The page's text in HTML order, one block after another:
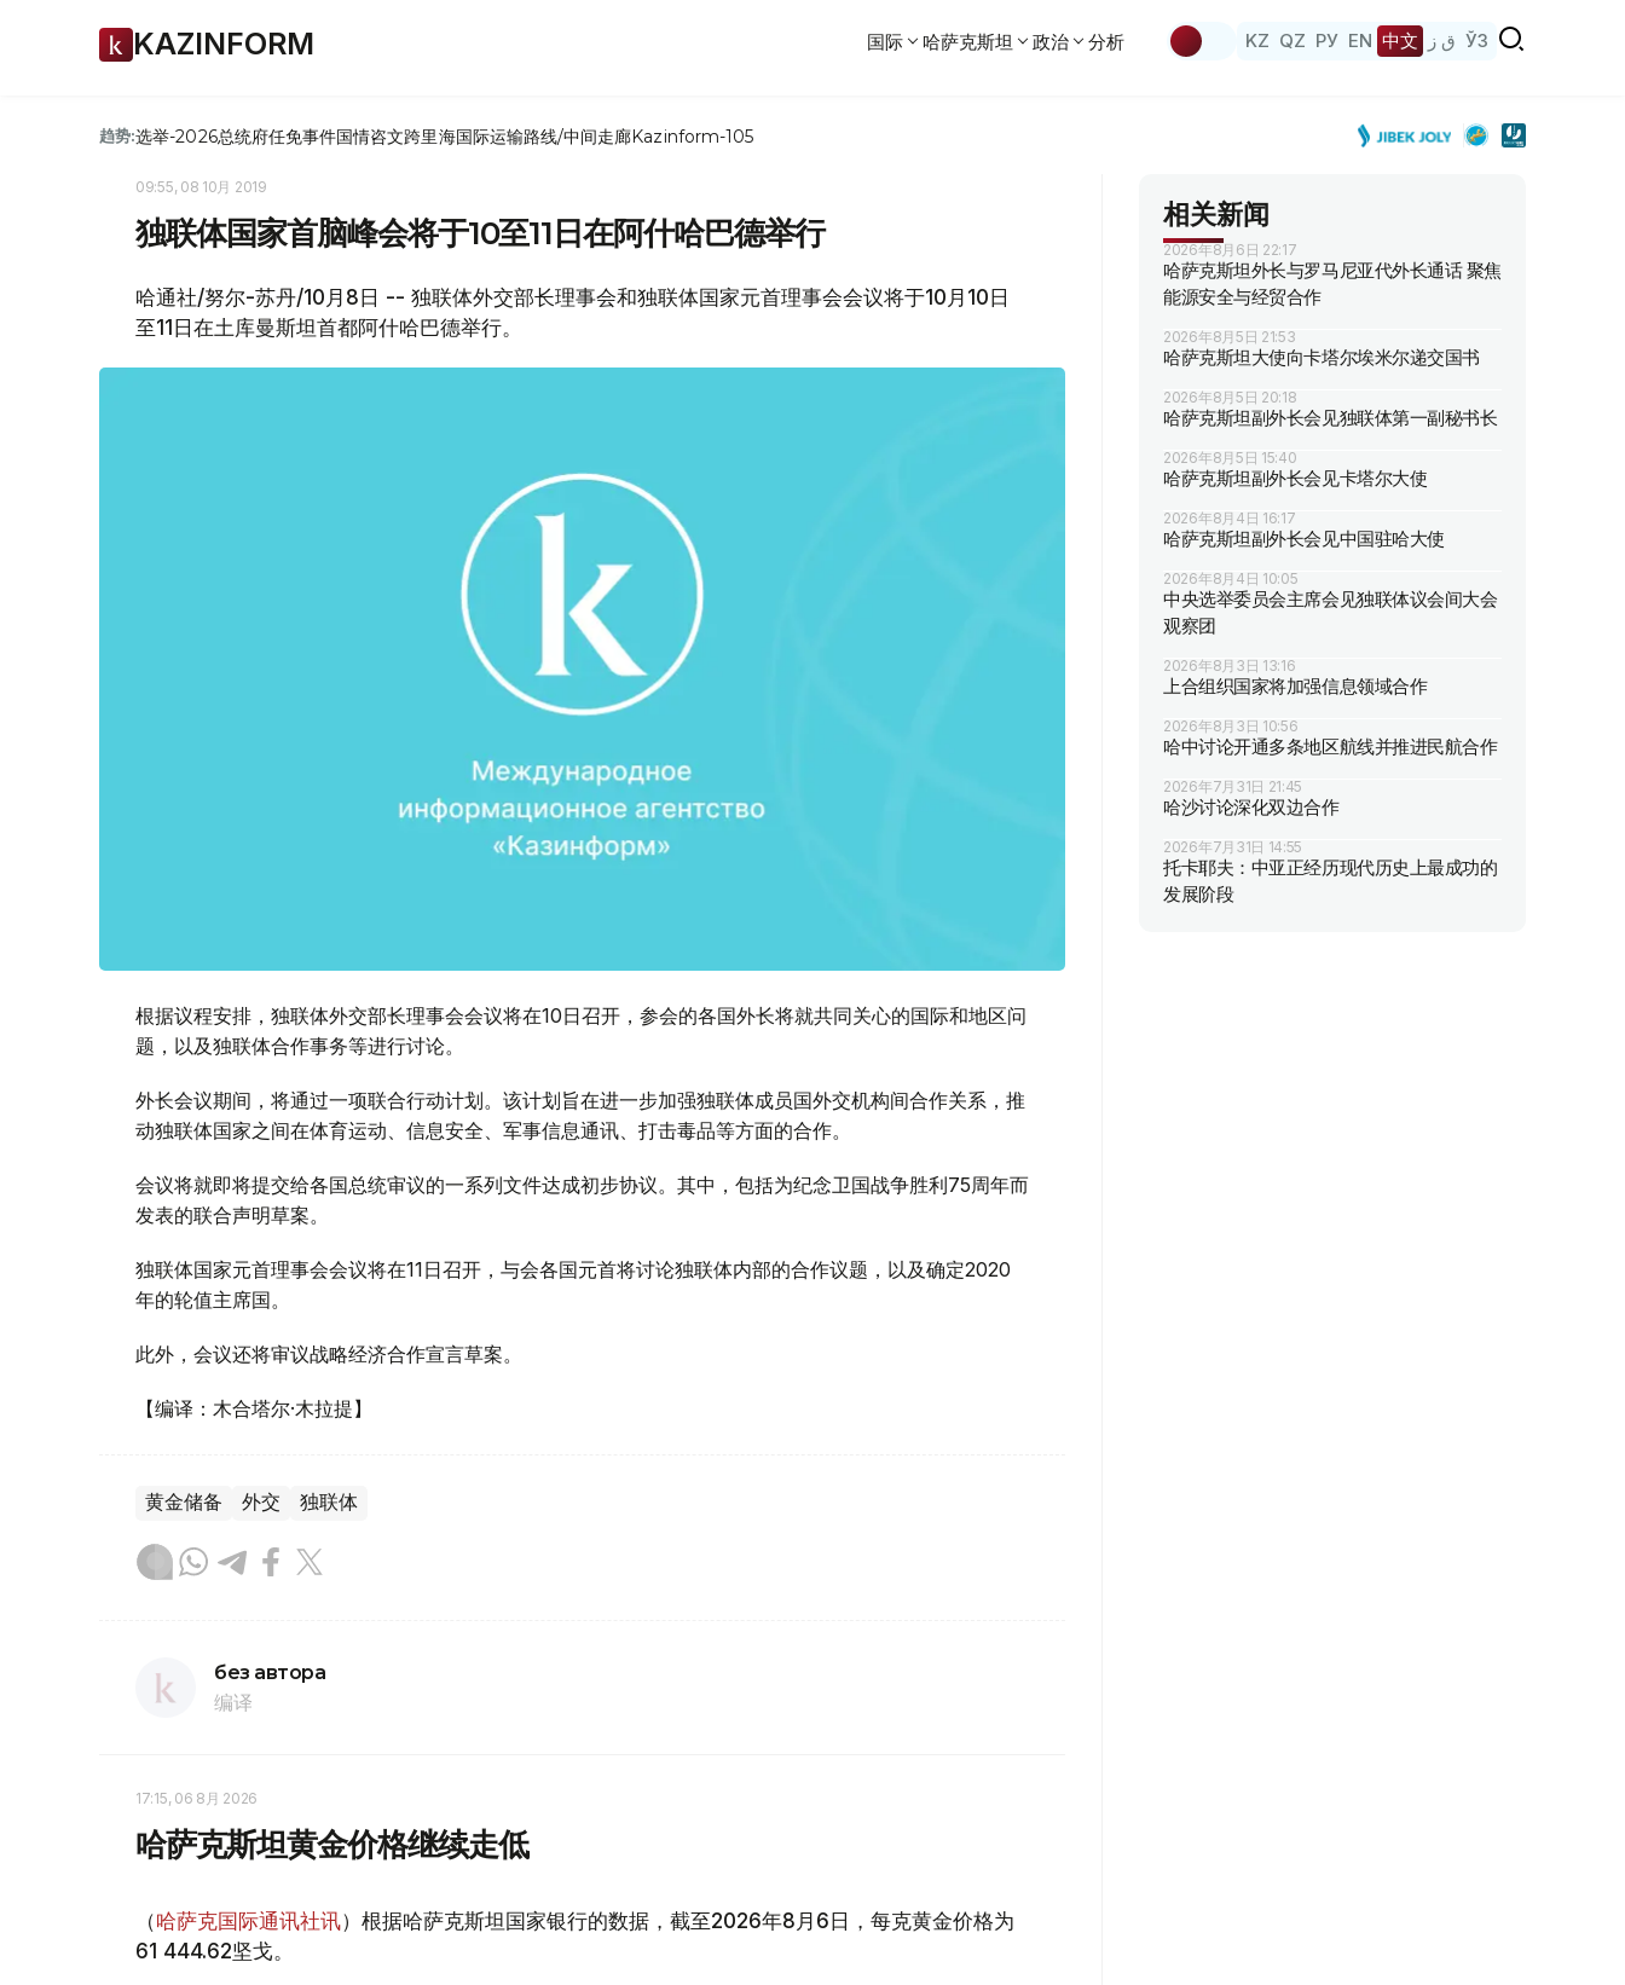
KAZINFORM 国际 哈萨克斯坦 政治 分析 KZ QZ РУ EN 中文 ق ز ЎЗ
趋势:选举-2026总统府任免事件国情咨文跨里海国际运输路线/中间走廊Kazinform-105
09:55, 08 10月 2019
独联体国家首脑峰会将于10至11日在阿什哈巴德举行
哈通社/努尔-苏丹/10月8日 -- 独联体外交部长理事会和独联体国家元首理事会会议将于10月10日
至11日在土库曼斯坦首都阿什哈巴德举行。
根据议程安排，独联体外交部长理事会会议将在10日召开，参会的各国外长将就共同关心的国际和地区问
题，以及独联体合作事务等进行讨论。
外长会议期间，将通过一项联合行动计划。该计划旨在进一步加强独联体成员国外交机构间合作关系，推
动独联体国家之间在体育运动、信息安全、军事信息通讯、打击毒品等方面的合作。
会议将就即将提交给各国总统审议的一系列文件达成初步协议。其中，包括为纪念卫国战争胜利75周年而
发表的联合声明草案。
独联体国家元首理事会会议将在11日召开，与会各国元首将讨论独联体内部的合作议题，以及确定2020
年的轮值主席国。
此外，会议还将审议战略经济合作宣言草案。
【编译：木合塔尔·木拉提】
黄金储备 外交 独联体
без автора
编译
17:15, 06 8月 2026
哈萨克斯坦黄金价格继续走低
（哈萨克国际通讯社讯）根据哈萨克斯坦国家银行的数据，截至2026年8月6日，每克黄金价格为
61 444.62坚戈。
相关新闻
2026年8月6日 22:17
哈萨克斯坦外长与罗马尼亚代外长通话 聚焦
能源安全与经贸合作
2026年8月5日 21:53
哈萨克斯坦大使向卡塔尔埃米尔递交国书
2026年8月5日 20:18
哈萨克斯坦副外长会见独联体第一副秘书长
2026年8月5日 15:40
哈萨克斯坦副外长会见卡塔尔大使
2026年8月4日 16:17
哈萨克斯坦副外长会见中国驻哈大使
2026年8月4日 10:05
中央选举委员会主席会见独联体议会间大会
观察团
2026年8月3日 13:16
上合组织国家将加强信息领域合作
2026年8月3日 10:56
哈中讨论开通多条地区航线并推进民航合作
2026年7月31日 21:45
哈沙讨论深化双边合作
2026年7月31日 14:55
托卡耶夫：中亚正经历现代历史上最成功的
发展阶段